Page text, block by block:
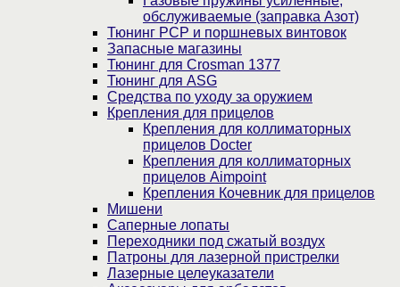
обслуживаемые (заправка Азот)
Тюнинг PCP и поршневых винтовок
Запасные магазины
Тюнинг для Crosman 1377
Тюнинг для ASG
Средства по уходу за оружием
Крепления для прицелов
Крепления для коллиматорных
прицелов Docter
Крепления для коллиматорных
прицелов Aimpoint
Крепления Кочевник для прицелов
Мишени
Саперные лопаты
Переходники под сжатый воздух
Патроны для лазерной пристрелки
Лазерные целеуказатели